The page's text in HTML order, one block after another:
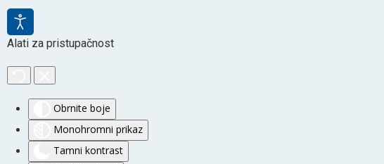
Alati za pristupačnost
Obrnite boje
Monohromni prikaz
Tamni kontrast